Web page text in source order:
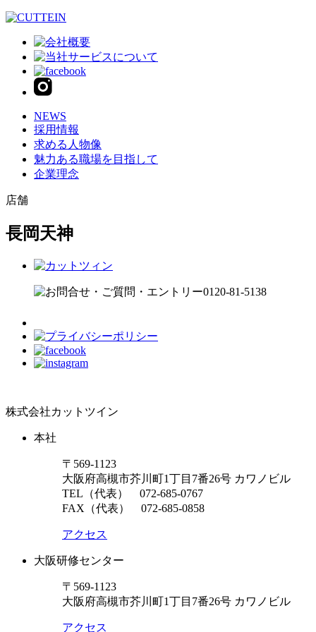
NEWS
採用情報
求める人物像
魅力ある職場を目指して
企業理念
店舗
長岡天神
株式会社カットツイン
本社
〒569-1123
大阪府高槻市芥川町1丁目7番26号 カワノビル
TEL（代表） 072-685-0767
FAX（代表） 072-685-0858
アクセス
大阪研修センター
〒569-1123
大阪府高槻市芥川町1丁目7番26号 カワノビル
アクセス